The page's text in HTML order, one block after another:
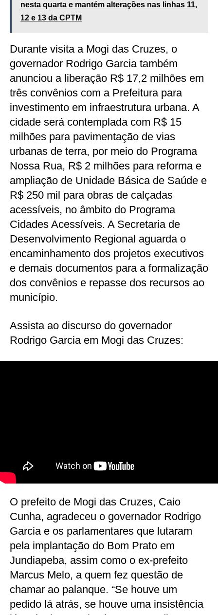
nesta quarta e mantém alterações nas linhas 11,
12 e 13 da CPTM
Durante visita a Mogi das Cruzes, o
governador Rodrigo Garcia também
anunciou a liberação R$ 17,2 milhões em
três convênios com a Prefeitura para
investimento em infraestrutura urbana. A
cidade será contemplada com R$ 15
milhões para pavimentação de vias
urbanas de terra, por meio do Programa
Nossa Rua, R$ 2 milhões para reforma e
ampliação de Unidade Básica de Saúde e
R$ 250 mil para obras de calçadas
acessíveis, no âmbito do Programa
Cidades Acessíveis. A Secretaria de
Desenvolvimento Regional aguarda o
encaminhamento dos projetos executivos
e demais documentos para a formalização
dos convênios e repasse dos recursos ao
município.
Assista ao discurso do governador
Rodrigo Garcia em Mogi das Cruzes:
O prefeito de Mogi das Cruzes, Caio
Cunha, agradeceu o governador Rodrigo
Garcia e os parlamentares que lutaram
pela implantação do Bom Prato em
Jundiapeba, assim como o ex-prefeito
Marcus Melo, a quem fez questão de
chamar ao palanque. “Se houve um
pedido lá atrás, se houve uma insistência